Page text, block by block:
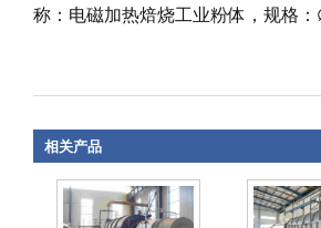
称：电磁加热焙烧工业粉体，规格
相关产品